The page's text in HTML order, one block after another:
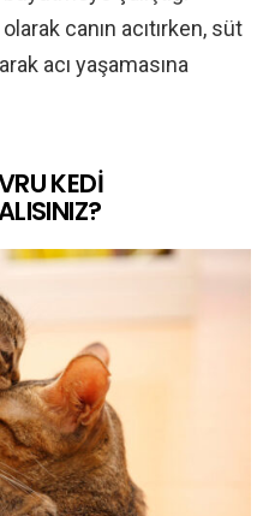
canın acıtırken, süt
acı yaşamasına
KEDİ